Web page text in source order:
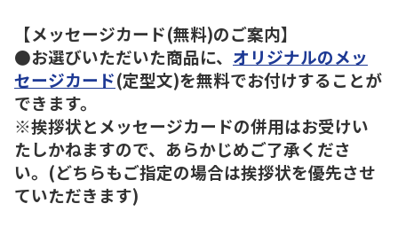
【メッセージカード(無料)のご案内】
●お選びいただいた商品に、 オリジナルのメッ
セージカード(定型文)を無料でお付けすることが
できます。
※挨拶状とメッセージカードの併用はお受けい
たしかねますので、あらかじめご了承くださ
い。(どちらもご指定の場合は挨拶状を優先させ
ていただきます)